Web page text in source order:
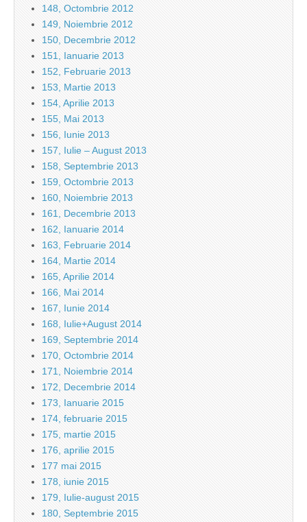
148, Octombrie 2012
149, Noiembrie 2012
150, Decembrie 2012
151, Ianuarie 2013
152, Februarie 2013
153, Martie 2013
154, Aprilie 2013
155, Mai 2013
156, Iunie 2013
157, Iulie – August 2013
158, Septembrie 2013
159, Octombrie 2013
160, Noiembrie 2013
161, Decembrie 2013
162, Ianuarie 2014
163, Februarie 2014
164, Martie 2014
165, Aprilie 2014
166, Mai 2014
167, Iunie 2014
168, Iulie+August 2014
169, Septembrie 2014
170, Octombrie 2014
171, Noiembrie 2014
172, Decembrie 2014
173, Ianuarie 2015
174, februarie 2015
175, martie 2015
176, aprilie 2015
177 mai 2015
178, iunie 2015
179, Iulie-august 2015
180, Septembrie 2015